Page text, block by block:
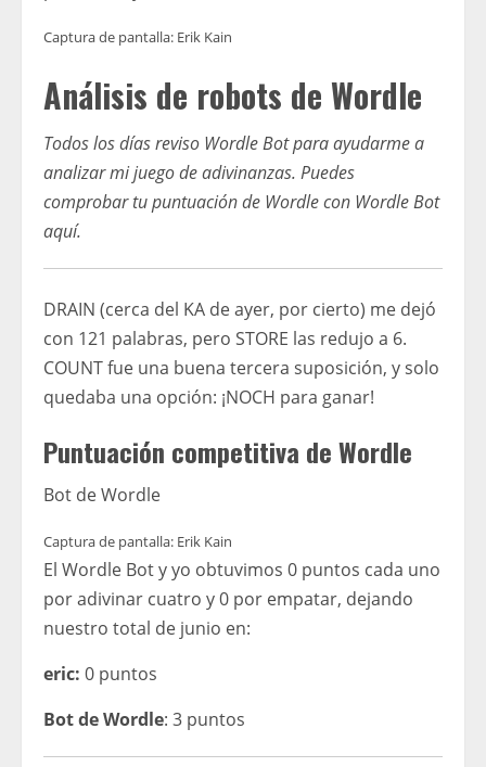
Captura de pantalla: Erik Kain
Análisis de robots de Wordle
Todos los días reviso Wordle Bot para ayudarme a
analizar mi juego de adivinanzas. Puedes
comprobar tu puntuación de Wordle con Wordle Bot
aquí.
DRAIN (cerca del KA de ayer, por cierto) me dejó
con 121 palabras, pero STORE las redujo a 6.
COUNT fue una buena tercera suposición, y solo
quedaba una opción: ¡NOCH para ganar!
Puntuación competitiva de Wordle
Bot de Wordle
Captura de pantalla: Erik Kain
El Wordle Bot y yo obtuvimos 0 puntos cada uno
por adivinar cuatro y 0 por empatar, dejando
nuestro total de junio en:
eric: 0 puntos
Bot de Wordle: 3 puntos